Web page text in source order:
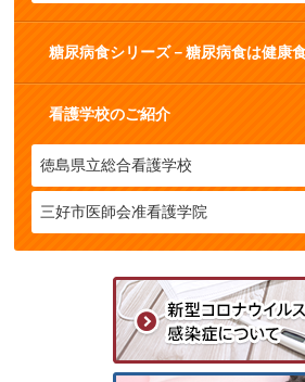
糖尿病食シリーズ－糖尿病食は健康
看護学校のご紹介
徳島県立総合看護学校
三好市医師会准看護学院